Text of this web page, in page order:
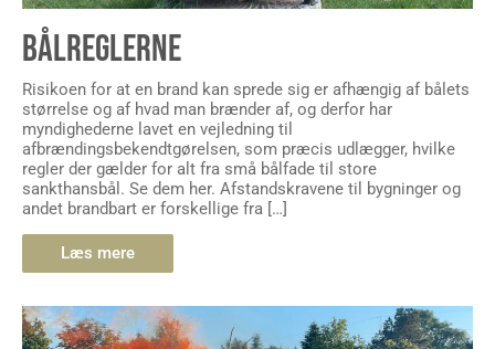
BÅLREGLERNE
Risikoen for at en brand kan sprede sig er afhængig af bålets
myndighederne lavet en vejledning til
afbrændingsbekendtgørelsen, som præcis udlægger, hvilke
regler der gælder for alt fra små bålfade til store
sankthansbål. Se dem her. Afstandskravene til bygninger og
andet brandbart er forskellige fra […]
Læs mere